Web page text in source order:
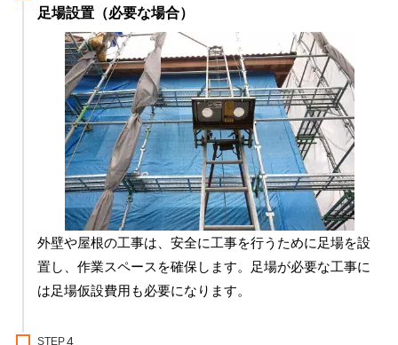
足場設置（必要な場合）
外壁や屋根の工事は、安全に工事を行うために足場を設
置し、作業スペースを確保します。足場が必要な工事に
は足場仮設費用も必要になります。
STEP